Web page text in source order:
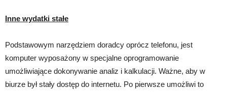
Inne wydatki stałe
Podstawowym narzędziem doradcy oprócz telefonu, jest
komputer wyposażony w specjalne oprogramowanie
umożliwiające dokonywanie analiz i kalkulacji. Ważne, aby w
biurze był stały dostęp do internetu. Po pierwsze umożliwi to